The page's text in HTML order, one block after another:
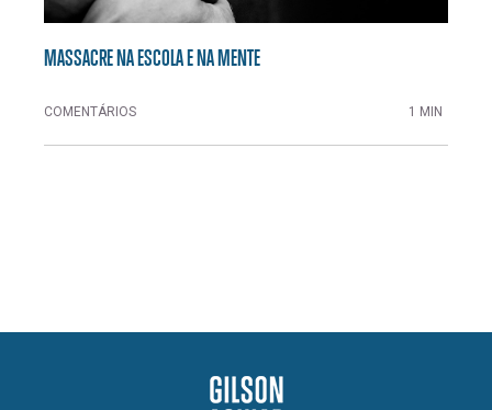
MASSACRE NA ESCOLA E NA MENTE
COMENTÁRIOS 1 MIN